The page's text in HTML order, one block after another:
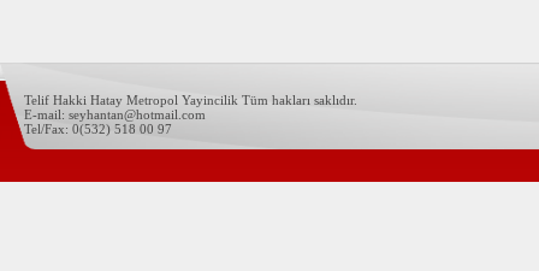
Telif Hakki Hatay Metropol Yayincilik Tüm hakları saklıdır.
E-mail: seyhantan@hotmail.com
Tel/Fax: 0(532) 518 00 97